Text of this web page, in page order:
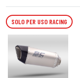
SOLO PER USO RACING